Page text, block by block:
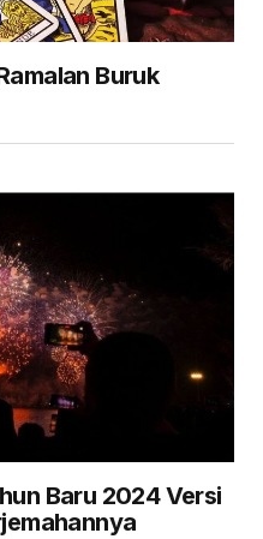
Buruk
Baru 2024 Versi